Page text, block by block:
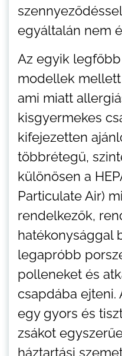
egyáltalán nem
Az egyik
modellek
ami miatt
kisgyermekes
kifejezetten
többrétegű,
különösen a
Particulate Air)
rendelkezők,
hatékonysággal
legapróbb
polleneket és
csapdába ejteni.
egy gyors és
zsákot
háztartási